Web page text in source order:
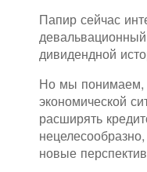
Папир сейчас
дивидендной
Но мы понимаем,
экономической
расширять
новые